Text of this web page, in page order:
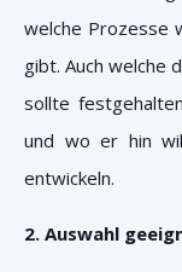
welche Prozesse
gibt. Auch welche
sollte
und wo er hin
entwickeln.
2. Auswahl